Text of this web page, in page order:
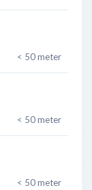
< 50 meter
< 50 meter
< 50 meter